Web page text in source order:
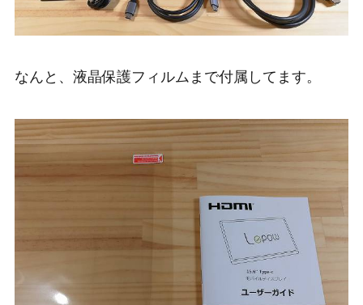
なんと、液晶保護フィルムまで付属してます。